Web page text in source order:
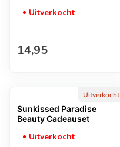
Uitverkocht
Normale prijs
14,95
Uitverkocht
Sunkissed Paradise
Beauty Cadeauset
Uitverkocht